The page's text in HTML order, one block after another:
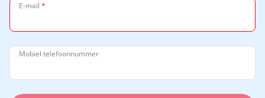
E-mail *
Mobiel telefoonnummer